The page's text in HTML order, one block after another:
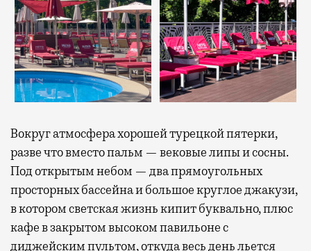
Вокруг атмосфера хорошей турецкой пятерки,
разве что вместо пальм — вековые липы и сосны.
Под открытым небом — два прямоугольных
просторных бассейна и большое круглое джакузи,
в котором светская жизнь кипит буквально, плюс
кафе в закрытом высоком павильоне с
диджейским пультом, откуда весь день льется